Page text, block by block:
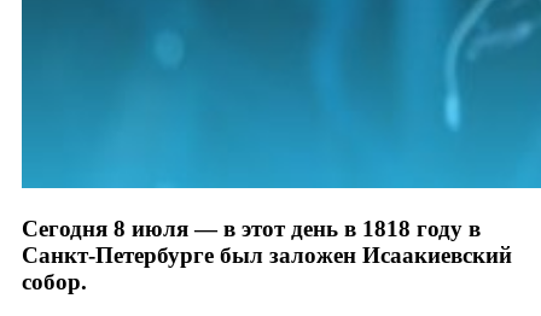
Сегодня 8 июля — в этот день в 1818 году в
Санкт-Петербурге был заложен Исаакиевский
собор.